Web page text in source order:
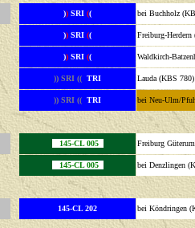
)) SRI (( bei Buchholz
)) SRI (( Freiburg-
)) SRI (( Waldkirch-
)) SRI (( TRI Lauda (KBS
)) SRI (( TRI bei Neu-Ulm/
145-CL 005 Freiburg
145-CL 005 bei Denzlingen
145-CL 202 bei Köndringen